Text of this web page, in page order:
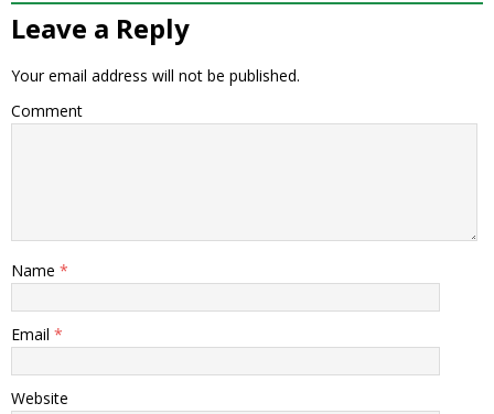
Leave a Reply
Your email address will not be published.
Comment
Name *
Email *
Website